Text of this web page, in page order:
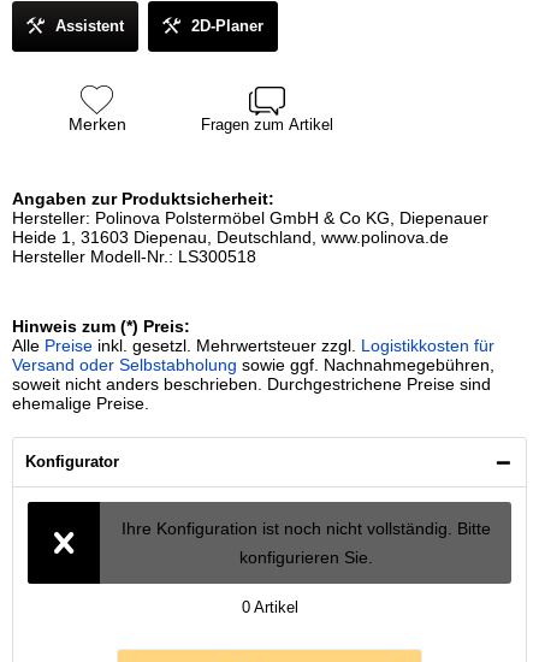
Assistent 2D-Planer
Merken Fragen zum Artikel
Angaben zur Produktsicherheit:
Hersteller: Polinova Polstermöbel GmbH & Co KG, Diepenauer
Heide 1, 31603 Diepenau, Deutschland, www.polinova.de
Hersteller Modell-Nr.: LS300518
Hinweis zum (*) Preis:
Alle Preise inkl. gesetzl. Mehrwertsteuer zzgl. Logistikkosten für
Versand oder Selbstabholung sowie ggf. Nachnahmegebühren,
soweit nicht anders beschrieben. Durchgestrichene Preise sind
ehemalige Preise.
Konfigurator
Ihre Konfiguration ist noch nicht vollständig. Bitte
konfigurieren Sie.
0 Artikel